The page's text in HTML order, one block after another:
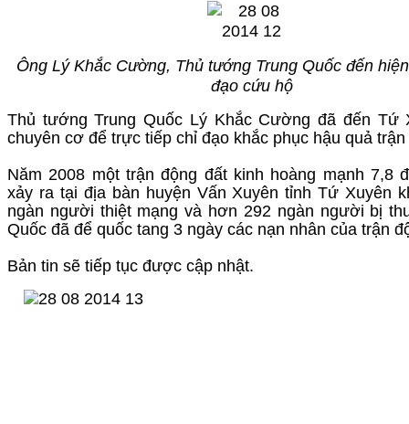
Ông Lý Khắc Cường, Thủ tướng Trung Quốc đến
đạo cứu hộ
Thủ tướng Trung Quốc Lý Khắc Cường đã đến Tứ
chuyên cơ để trực tiếp chỉ đạo khắc phục hậu quả
Năm 2008 một trận động đất kinh hoàng mạnh 7,8
xảy ra tại địa bàn huyện Vấn Xuyên tỉnh Tứ Xuyên
ngàn người thiệt mạng và hơn 292 ngàn người bị
Quốc đã để quốc tang 3 ngày các nạn nhân của trận
Bản tin sẽ tiếp tục được cập nhật.